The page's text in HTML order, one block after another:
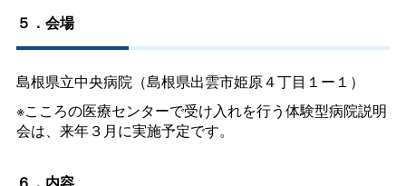
５．会場
島根県立中央病院（島根県出雲市姫原４丁目１ー１）
※こころの医療センターで受け入れを行う体験型病院説明
会は、来年３月に実施予定です。